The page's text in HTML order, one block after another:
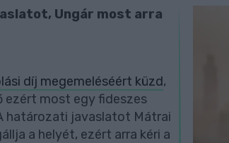
Ungár most arra
díj megemeléséért küzd,
ezért most egy fideszes
határozati javaslatot Mátrai
a helyét, ezért arra kéri a